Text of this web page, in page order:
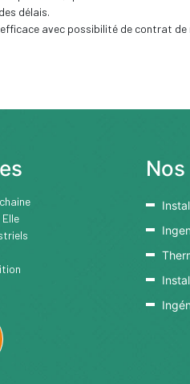
délais.
avec possibilité de contrat de